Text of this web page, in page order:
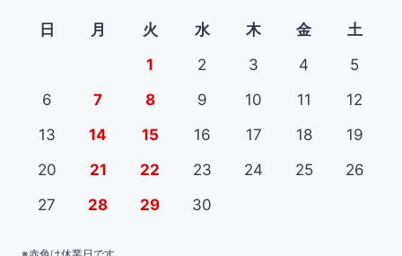
日 月 火 水 木 金
土
1
2 3 4
5
6
7 8 9 10 11
12
13
14 15 16 17 18
19
20
21 22 23 24 25
26
27
28 29 30